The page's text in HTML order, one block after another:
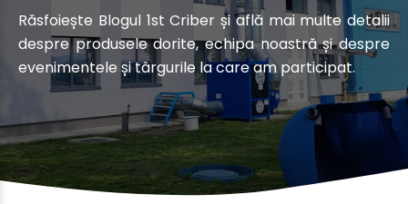
Răsfoiește Blogul 1st Criber și află mai multe detalii
despre produsele dorite, echipa noastră și despre
evenimentele și târgurile la care am participat.